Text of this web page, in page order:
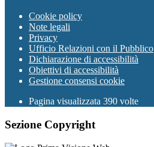
Cookie policy
Note legali
Privacy
Ufficio Relazioni con il Pubblico
Dichiarazione di accessibilità
Obiettivi di accessibilità
Gestione consensi cookie
Pagina visualizzata 390 volte
Sezione Copyright